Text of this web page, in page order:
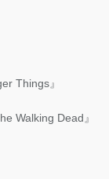
Things』
Walking Dead』